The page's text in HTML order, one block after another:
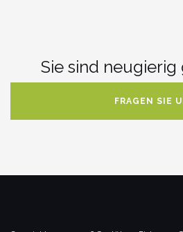
Sie sind
FRAGEN SIE